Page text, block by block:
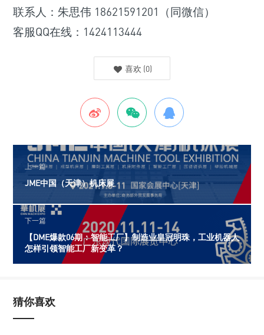
联系人：朱思伟 18621591201（同微信）
客服QQ在线：1424113444
喜欢 (0)
上一篇
JME中国（天津）机床展
下一篇
【DME爆款06期：智能工厂】制造业皇冠明珠，工业机器人
怎样引领智能工厂新变革？
猜你喜欢